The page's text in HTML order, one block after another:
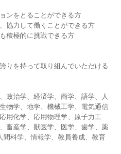
ンをとることができる方
協力して働くことができる方
積極的に挑戦できる方
りを持って取り組んでいただける
政治学、経済学、商学、語学、人
物学、地学、機械工学、電気通信
用化学、応用物理学、原子力工
畜産学、獣医学、医学、歯学、薬
科学、情報学、教員養成、教育